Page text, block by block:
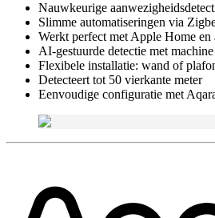
Nauwkeurige
Slimme automatiseringen via
Werkt perfect met Apple Home en
AI-gestuurde detectie met
Flexibele installatie: wand of
Detecteert tot 50 vierkante meter
Eenvoudige configuratie met